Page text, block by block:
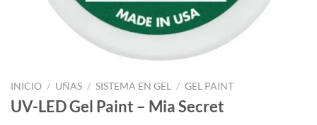
INICIO / UÑAS / SISTEMA EN GEL / GEL PAINT
UV-LED Gel Paint – Mia Secret